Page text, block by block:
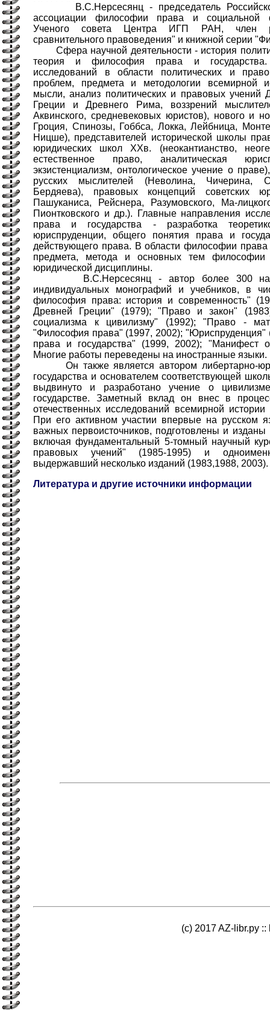
В.С.Нерсесянц - председатель
ассоциации философии права и социальной
Ученого совета Центра ИГП РАН, член
сравнительного правоведения" и книжной серии
Сфера научной деятельности - история
теория и философия права и
исследований в области политических и
проблем, предмета и методологии всемирной
мысли, анализ политических и правовых учений
Греции и Древнего Рима, воззрений
Аквинского, средневековых юристов), нового и
Гроция, Спинозы, Гоббса, Локка, Лейбница,
Ницше), представителей исторической школы
юридических школ XXв. (неокантианство,
естественное право, аналитическая
экзистенциализм, онтологическое учение о
русских мыслителей (Неволина, Чичерина,
Бердяева), правовых концепций советских
Пашуканиса, Рейснера, Разумовского, Ма-
Пионтковского и др.). Главные направления
права и государства - разработка
юриспруденции, общего понятия права и
действующего права. В области философии права
предмета, метода и основных тем философии
юридической дисциплины.
B.C.Нерсесянц - автор более 300
индивидуальных монографий и учебников, в
философия права: история и современность"
Древней Греции" (1979); "Право и закон"
социализма к цивилизму" (1992); "Право -
"Философия права" (1997, 2002); "Юриспруденция"
права и государства" (1999, 2002); "Манифест
Многие работы переведены на иностранные языки.
Он также является автором либертарно-
государства и основателем соответствующей
выдвинуто и разработано учение о
государстве. Заметный вклад он внес в
отечественных исследований всемирной
При его активном участии впервые на русском
важных первоисточников, подготовлены и
включая фундаментальный 5-томный научный
правовых учений" (1985-1995) и
выдержавший несколько изданий (1983,1988, 2003).
Литература и другие источники информации
(c) 2017 AZ-libr.ру ::